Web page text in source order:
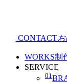
CONTACT
WORKS制
SERVICE
01